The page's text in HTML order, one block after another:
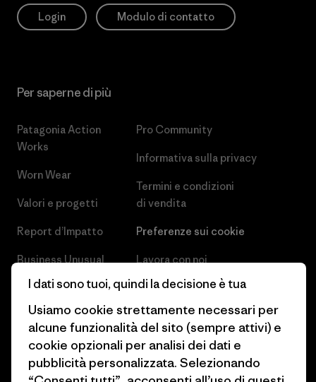
Login Modulo di contatto
Per saperne di più
Patagonia Action
Works
Worn Wear
Valori e progetti
Report d’Impatto
Business Unusual
Obiettivi climatici
1% For The Planet
Come finanziamo
Buoni regalo
Pro Community
Informativa sulla privacy
Termini e condizioni
di vendita
Preferenze sui cookie
Lavora con noi
Stampa e media
Industry program
Programma di affiliazione
Patagonia Svizzera Mappa del
I dati sono tuoi, quindi la decisione è tua
Usiamo cookie strettamente necessari per
alcune funzionalità del sito (sempre attivi) e
cookie opzionali per analisi dei dati e
pubblicità personalizzata. Selezionando